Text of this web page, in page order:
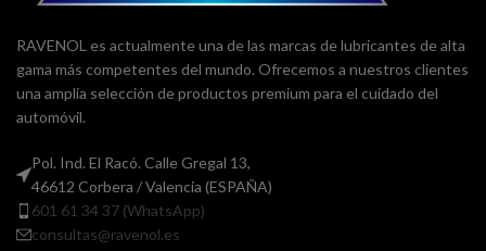
RAVENOL es actualmente una de las marcas de lubricantes de alta
gama más competentes del mundo. Ofrecemos a nuestros clientes
una amplia selección de productos premium para el cuidado del
automóvil.
Pol. Ind. El Racó. Calle Gregal 13,
46612 Corbera / Valencia (ESPAÑA)
601 61 34 37 (WhatsApp)
consultas@ravenol.es